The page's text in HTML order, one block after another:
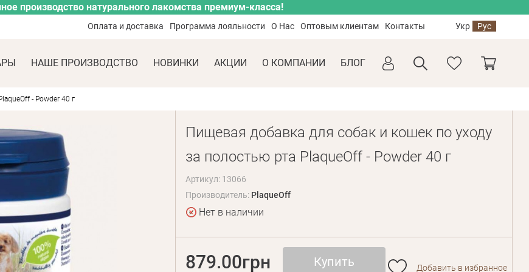
производство натурального лакомства премиум-класса!
Оплата и доставка Программа лояльности О Нас Оптовым клиентам Контакты Укр Рус
НАШЕ ПРОИЗВОДСТВО НОВИНКИ АКЦИИ О КОМПАНИИ БЛОГ
- Powder 40 г
Пищевая добавка для собак и кошек по уходу
за полостью рта PlaqueOff - Powder 40 г
Артикул: 13066
Производитель: PlaqueOff
Нет в наличии
879.00грн Купить Добавить в избранное